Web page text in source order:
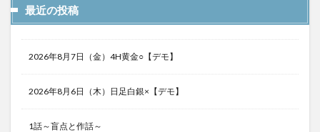
最近の投稿
2026年8月7日（金）4H黄金○【デモ】
2026年8月6日（木）日足白銀×【デモ】
1話～盲点と作話～